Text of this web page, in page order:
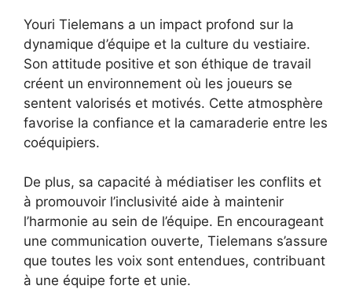
Youri Tielemans a un impact profond sur la
dynamique d’équipe et la culture du vestiaire.
Son attitude positive et son éthique de travail
créent un environnement où les joueurs se
sentent valorisés et motivés. Cette atmosphère
favorise la confiance et la camaraderie entre les
coéquipiers.
De plus, sa capacité à médiatiser les conflits et
à promouvoir l’inclusivité aide à maintenir
l’harmonie au sein de l’équipe. En encourageant
une communication ouverte, Tielemans s’assure
que toutes les voix sont entendues, contribuant
à une équipe forte et unie.